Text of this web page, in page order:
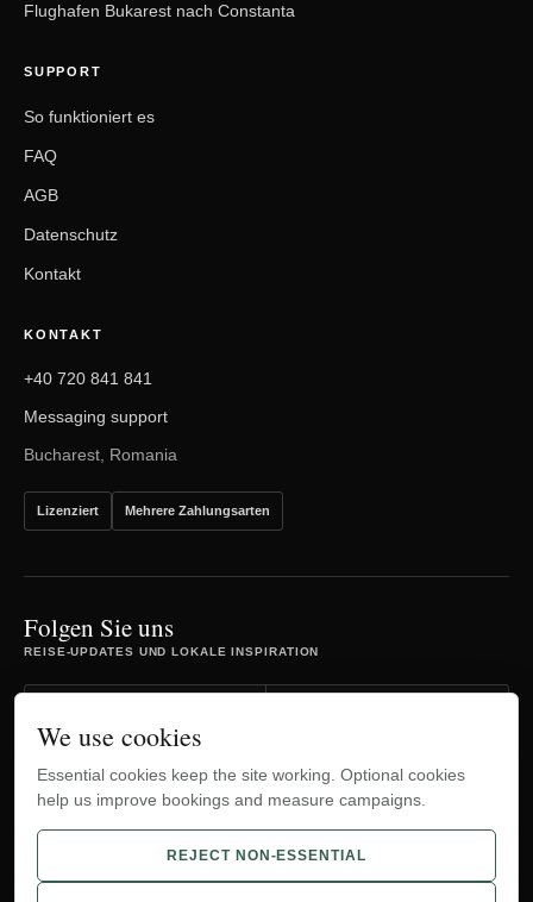
Flughafen Bukarest nach Constanta
SUPPORT
So funktioniert es
FAQ
AGB
Datenschutz
Kontakt
KONTAKT
+40 720 841 841
Messaging support
Bucharest, Romania
Lizenziert Mehrere Zahlungsarten
Folgen Sie uns
REISE-UPDATES UND LOKALE INSPIRATION
TripAdvisor YouTube
WhatsApp
We use cookies
Essential cookies keep the site working. Optional cookies
help us improve bookings and measure campaigns.
REJECT NON-ESSENTIAL